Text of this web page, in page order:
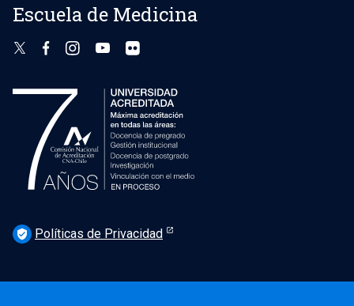
Escuela de Medicina
verified_user Políticas de Privacidad